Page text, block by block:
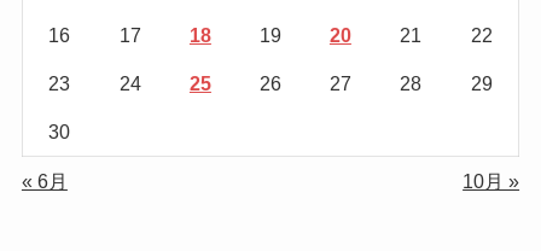
16 17 18 19 20 21 22
23 24 25 26 27 28 29
30
« 6月 10月 »